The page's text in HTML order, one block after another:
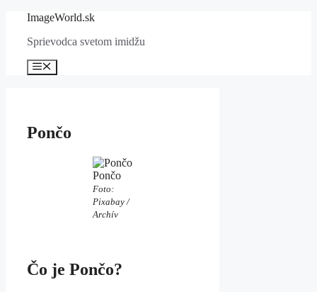
Preskočiť
obsah
ImageWorld.sk
Sprievodca svetom imidžu
Menu
Pončo
Pončo
Foto:
Pixabay /
Archív
Čo je Pončo?